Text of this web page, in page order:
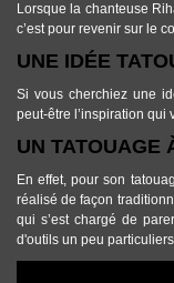
Lorsque la chanteuse
c’est pour revenir sur le
UNE IDÉE
Si vous cherchiez une
peut-être l’inspiration qui
UN TATOUAGE
En effet, pour son
réalisé de façon
qui s’est chargé de
d'outils un peu